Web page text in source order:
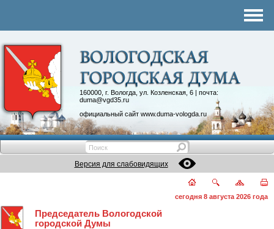
160000, г. Вологда, ул. Козленская, 6 | почта:
duma@vgd35.ru
официальный сайт www.duma-vologda.ru
Контакты
Депутатские объединения
Версия для слабовидящих
сегодня 8 августа 2026 года
Председатель Вологодской
городской Думы